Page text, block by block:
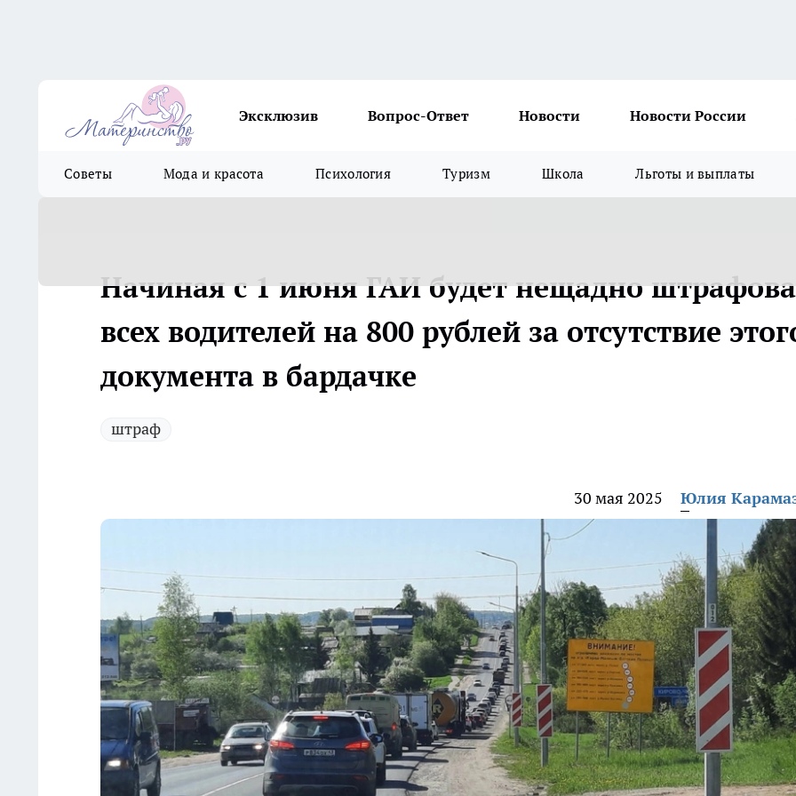
Эксклюзив Вопрос-Ответ Новости Новости России
Советы Мода и красота Психология Туризм Школа Льготы и выплаты
Начиная с 1 июня ГАИ будет нещадно
всех водителей на 800 рублей за отсутствие
документа в бардачке
штраф
30 мая 2025 Юлия